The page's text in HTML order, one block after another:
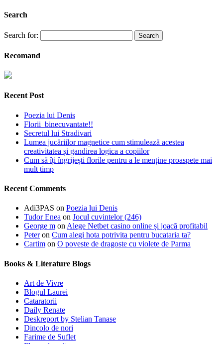
Search
Search for:
Recomand
Recent Post
Poezia lui Denis
Florii binecuvantate!!
Secretul lui Stradivari
Lumea jucăriilor magnetice cum stimulează acestea
creativitatea și gandirea logica a copiilor
Cum să îți îngrijești florile pentru a le menține proaspete mai
mult timp
Recent Comments
Adi3PAS on Poezia lui Denis
Tudor Enea on Jocul cuvintelor (246)
George m on Alege Netbet casino online și joacă profitabil
Peteron Cum alegi hota potrivita pentru bucataria ta?
Cartim on O poveste de dragoste cu violete de Parma
Books & Literature Blogs
Art de Vivre
Blogul Laurei
Cataratorii
Daily Renate
Deskreport by Stelian Tanase
Dincolo de nori
Farime de Suflet